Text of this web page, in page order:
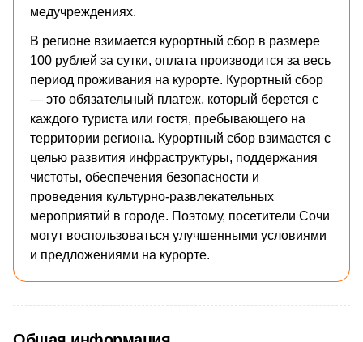
медучреждениях.
В регионе взимается курортный сбор в размере
100 рублей за сутки, оплата производится за весь
период проживания на курорте. Курортный сбор
— это обязательный платеж, который берется с
каждого туриста или гостя, пребывающего на
территории региона. Курортный сбор взимается с
целью развития инфраструктуры, поддержания
чистоты, обеспечения безопасности и
проведения культурно-развлекательных
мероприятий в городе. Поэтому, посетители Сочи
могут воспользоваться улучшенными условиями
и предложениями на курорте.